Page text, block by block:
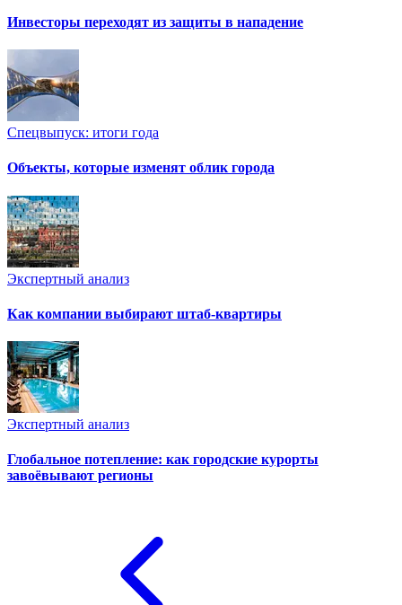
Инвесторы переходят из защиты в нападение
Спецвыпуск: итоги года
Объекты, которые изменят облик города
Экспертный анализ
Как компании выбирают штаб-квартиры
Экспертный анализ
Глобальное потепление: как городские курорты
завоёвывают регионы